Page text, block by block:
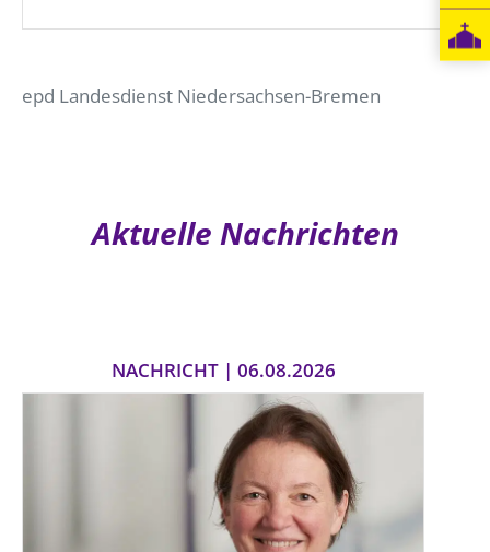
epd Landesdienst Niedersachsen-Bremen
Aktuelle Nachrichten
NACHRICHT | 06.08.2026
Recht